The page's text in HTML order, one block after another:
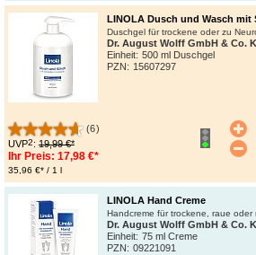
LINOLA Dusch und Wasch mit
Duschgel für trockene oder zu
Dr. August Wolff GmbH & Co.
Einheit: 500 ml Duschgel
PZN: 15607297
(6)
UVP2: 19,99 €*
Ihr Preis: 17,98 €*
35,96 €* / 1 l
LINOLA Hand Creme
Handcreme für trockene, raue oder
Dr. August Wolff GmbH & Co.
Einheit: 75 ml Creme
PZN: 09221091